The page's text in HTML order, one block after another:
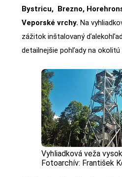
Bystricu, Brezno,
Veporské vrchy. Na
zážitok inštalovaný
detailnejšie pohľady na okolitú
Vyhliadková veža
Fotoarchív: František